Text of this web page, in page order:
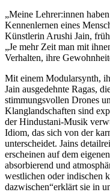
„Meine Lehrer:innen
Kennenlernen eines
Künstlerin Arushi Jain,
„Je mehr Zeit man mit
Verhalten, ihre
Mit einem Modularsynth,
Jain ausgedehnte Ragas,
stimmungsvollen Drones
Klanglandschaften sind
der Hindustani-Musik
Idiom, das sich von der
unterscheidet. Jains
erscheinen auf dem
absorbierend und
westlichen oder indischen
dazwischen“erklärt sie in